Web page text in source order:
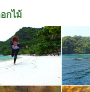
กไม้